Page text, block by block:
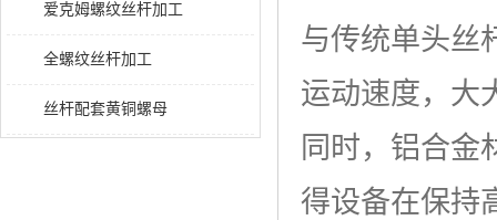
爱克姆螺纹丝杆加工
全螺纹丝杆加工
丝杆配套黄铜螺母
与传统单头丝
运动速度，大
同时，铝合金
得设备在保持